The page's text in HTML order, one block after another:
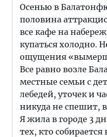
Осенью в
половина
все кафе на
купаться холодно.
ощущения
Все равно возле
местные семьи с
лебедей, уточек и
никуда не спешит,
Я жила в городе 3
тех, кто